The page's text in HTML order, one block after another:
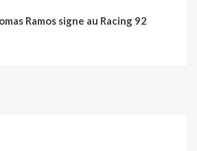
Ramos signe au Racing 92